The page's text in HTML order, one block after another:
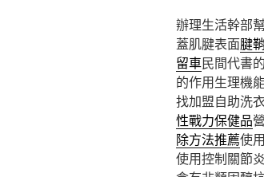
辦理生活幹部
蓋肌腱表面腱
留車民間代書
的作用生理機
找加盟自助洗
性戰力保健品
除方法推薦使
使用控制關節